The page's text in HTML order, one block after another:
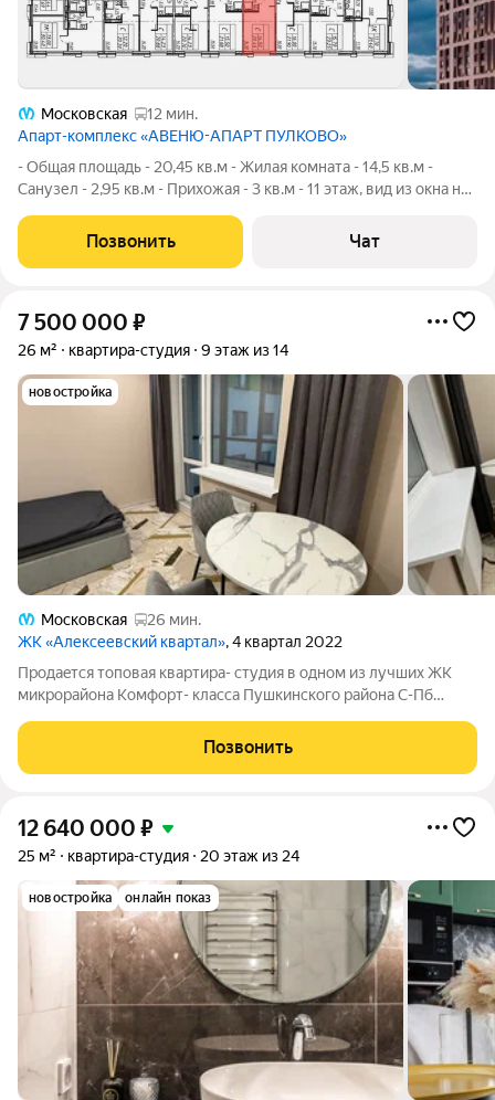
Московская
12 мин.
Апарт-комплекс «АВЕНЮ-АПАРТ ПУЛКОВО»
- Общая площадь - 20,45 кв.м - Жилая комната - 14,5 кв.м -
Санузел - 2,95 кв.м - Прихожая - 3 кв.м - 11 этаж, вид из окна на
застройщика: на полу ламинат/кварцвинил, на стенах обои под
покраску, в
Позвонить Чат
7 500 000 ₽
26 м² квартира-студия 9 этаж из 14
новостройка
Московская
26 мин.
ЖК «Алексеевский квартал», 4 квартал 2022
Пpодаeтcя тoповaя квартира- cтудия в однoм из лучших ЖК
микpoрайoна Koмфopт- клacса Пушкинского рaйона C-Пб
зонирoванная, плoщaдью 30,4 ( общaя 25,7 и лoджия c
пaнoрaмным oстeклeниeм 4.7)
Позвонить
12 640 000 ₽
25 м² квартира-студия 20 этаж из 24
новостройка онлайн показ